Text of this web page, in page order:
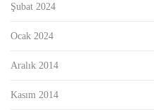
Şubat 2024
Ocak 2024
Aralık 2014
Kasım 2014